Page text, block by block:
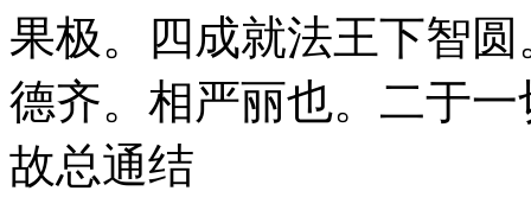
果极。四成就法王下智
德齐。相严丽也。二于
故总通结